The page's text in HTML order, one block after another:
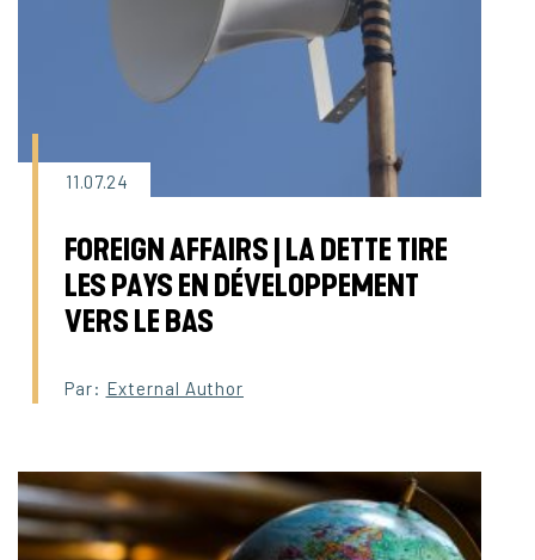
11.07.24
FOREIGN AFFAIRS | LA DETTE TIRE
LES PAYS EN DÉVELOPPEMENT
VERS LE BAS
Par: External Author